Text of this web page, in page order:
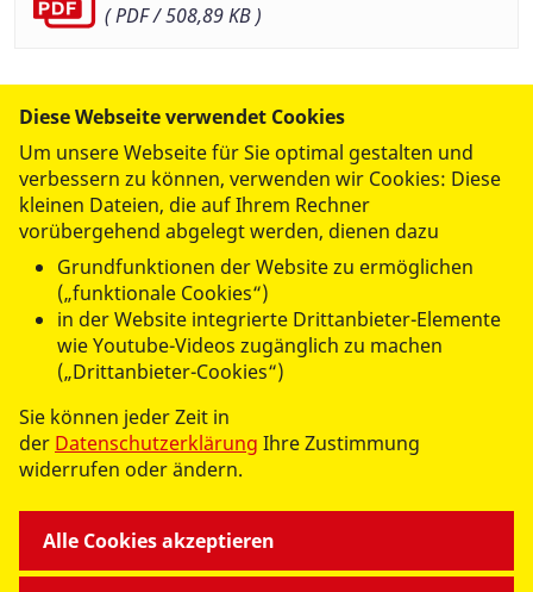
( PDF / 508,89 KB )
datenschutzkonform mit
UNSERE ANGEBOTE
WIR ÜBER UNS
Diese Webseite verwendet Cookies
Um unsere Webseite für Sie optimal gestalten und
verbessern zu können, verwenden wir Cookies: Diese
kleinen Dateien, die auf Ihrem Rechner
vorübergehend abgelegt werden, dienen dazu
Grundfunktionen der Website zu ermöglichen
(„funktionale Cookies“)
in der Website integrierte Drittanbieter-Elemente
wie Youtube-Videos zugänglich zu machen
(„Drittanbieter-Cookies“)
Sie können jeder Zeit in
der Datenschutzerklärung Ihre Zustimmung
widerrufen oder ändern.
Alle Cookies akzeptieren